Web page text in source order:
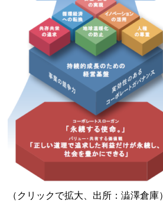
（クリックで拡大、出所：澁澤倉庫）